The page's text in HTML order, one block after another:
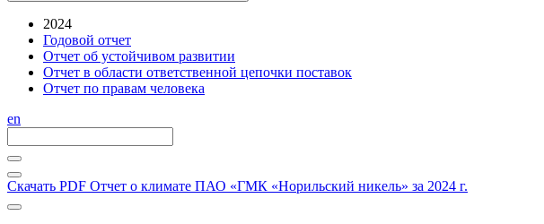
2024
Годовой отчет
Отчет об устойчивом развитии
Отчет в области ответственной цепочки поставок
Отчет по правам человека
en
Скачать PDF Отчет о климате ПАО «ГМК «Норильский никель» за 2024 г.